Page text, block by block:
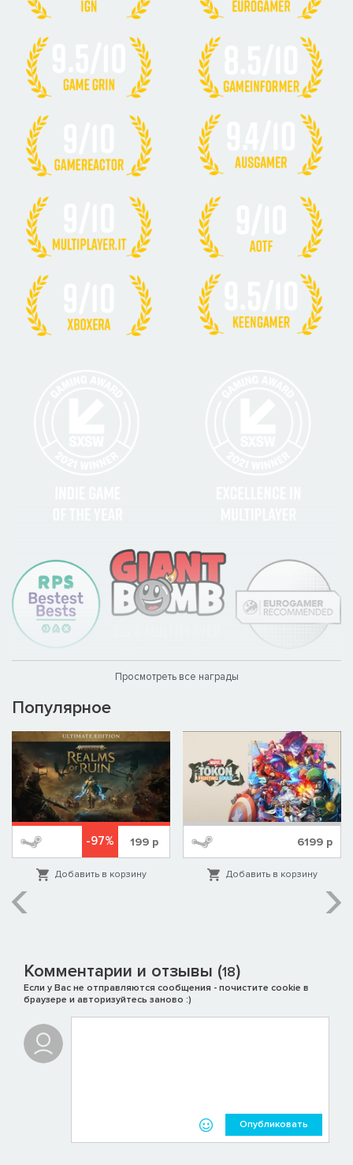
Просмотреть все награды
Популярное
-97% 199р
Добавить в корзину
6199 р
Добавить в корзину
Комментарии и отзывы (18)
Если у Вас не отправляются сообщения - почистите cookie в
браузере и авторизуйтесь заново :)
Опубликовать